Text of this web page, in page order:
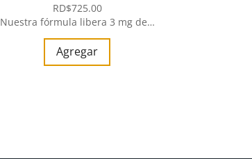
RD$725.00
Nuestra fórmula libera 3 mg de…
Agregar